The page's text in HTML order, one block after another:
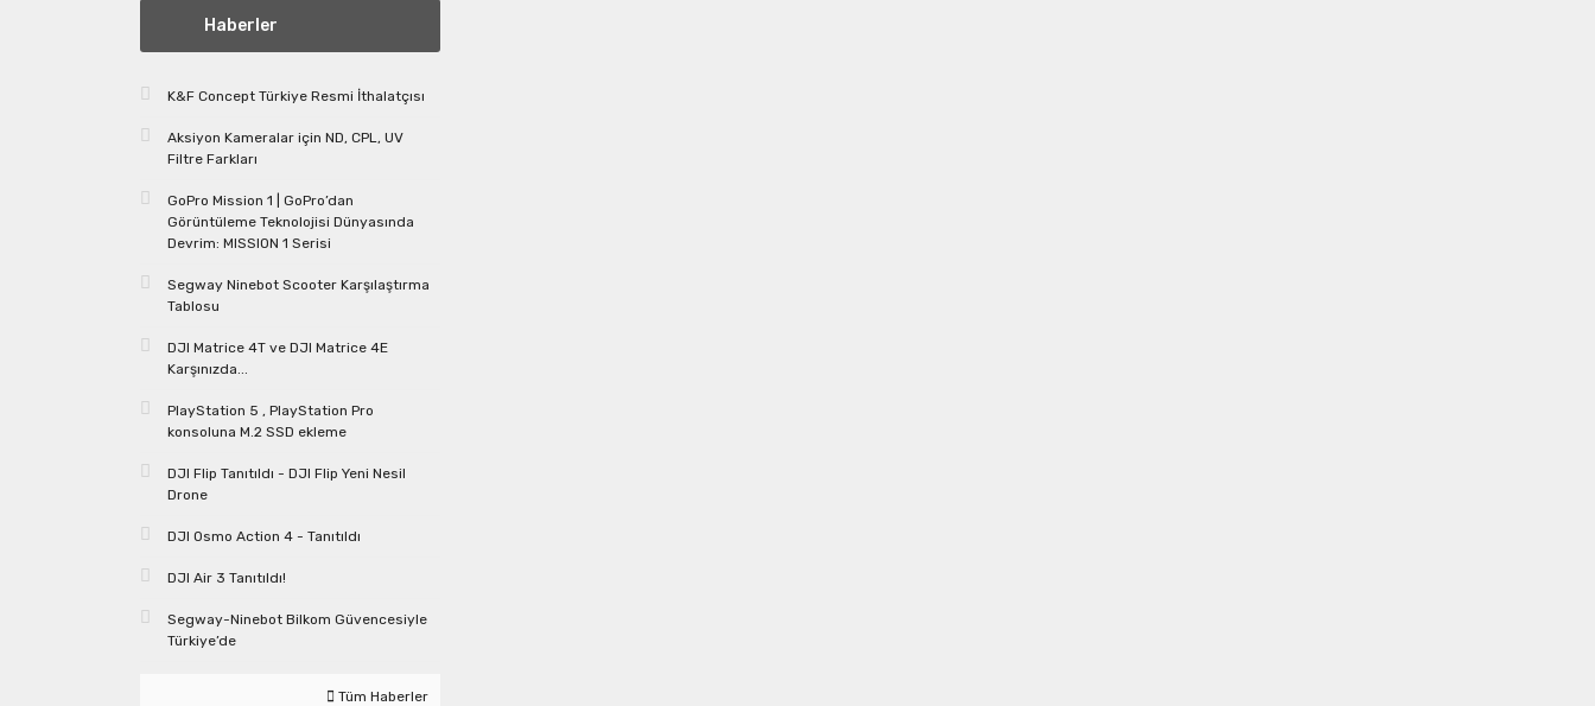
Haberler
K&F Concept Türkiye Resmi İthalatçısı
Aksiyon Kameralar için ND, CPL, UV
Filtre Farkları
GoPro Mission 1 | GoPro’dan
Görüntüleme Teknolojisi Dünyasında
Devrim: MISSION 1 Serisi
Segway Ninebot Scooter Karşılaştırma
Tablosu
DJI Matrice 4T ve DJI Matrice 4E
Karşınızda...
PlayStation 5 , PlayStation Pro
konsoluna M.2 SSD ekleme
DJI Flip Tanıtıldı - DJI Flip Yeni Nesil
Drone
DJI Osmo Action 4 - Tanıtıldı
DJI Air 3 Tanıtıldı!
Segway-Ninebot Bilkom Güvencesiyle
Türkiye’de
Tüm Haberler